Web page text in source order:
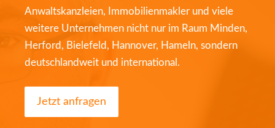
Anwaltskanzleien, Immobilienmakler und viele
weitere Unternehmen nicht nur im Raum Minden,
Herford, Bielefeld, Hannover, Hameln, sondern
deutschlandweit und international.
Jetzt anfragen